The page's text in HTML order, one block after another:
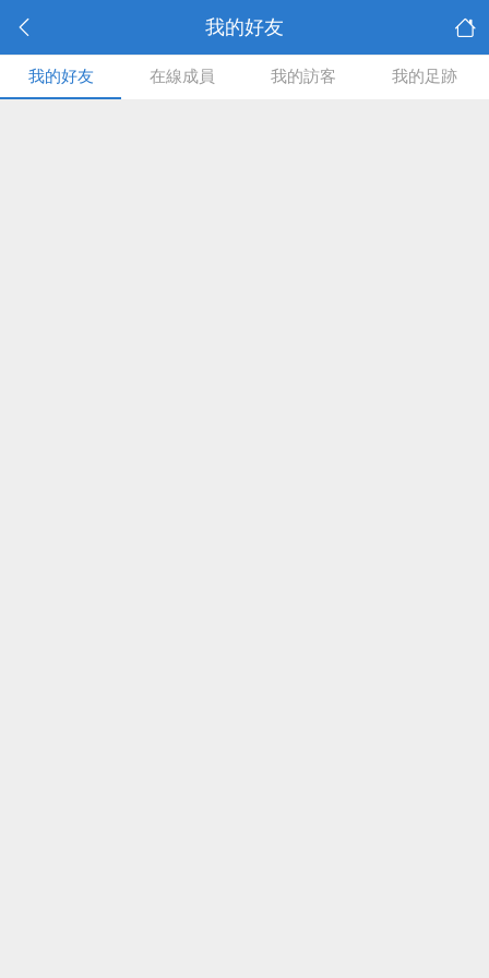
我的好友
我的好友 在線成員 我的訪客 我的足跡